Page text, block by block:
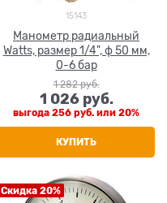
15143
Манометр радиальный
Watts, размер 1/4", ф 50 мм,
0-6 бар
1 282 руб.
1 026 руб.
выгода 256 руб. или 20%
КУПИТЬ
Скидка 20%